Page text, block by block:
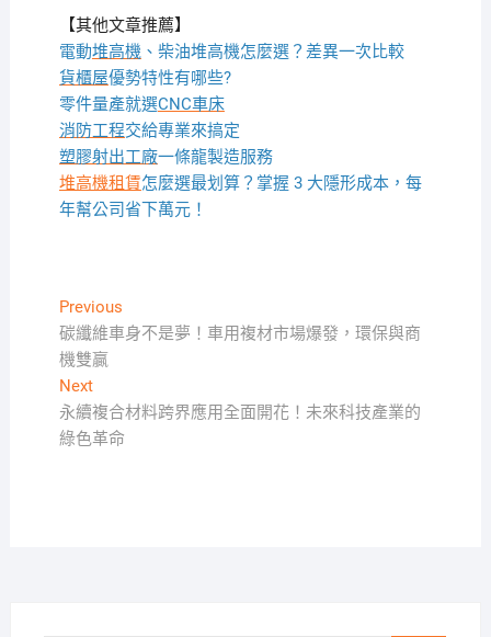
【其他文章推薦】
電動堆高機、柴油堆高機怎麼選？差異一次比較
貨櫃屋優勢特性有哪些?
零件量產就選CNC車床
消防工程交給專業來搞定
塑膠射出工廠一條龍製造服務
堆高機租賃怎麼選最划算？掌握 3 大隱形成本，每
年幫公司省下萬元！
文
章
導
覽
PreviousPrevious
post:
碳纖維車身不是夢！車用複材市場爆發，環保與商
機雙贏
NextNext
post:
永續複合材料跨界應用全面開花！未來科技產業的
綠色革命